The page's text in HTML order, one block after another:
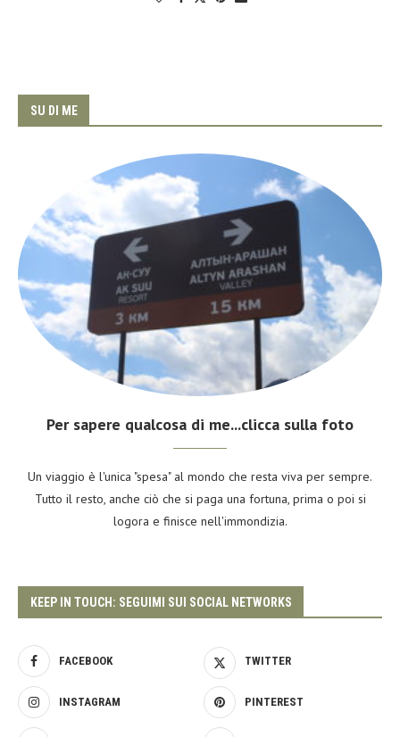
SU DI ME
Per sapere qualcosa di me...clicca sulla foto
Un viaggio è l'unica "spesa" al mondo che resta viva per sempre.
Tutto il resto, anche ciò che si paga una fortuna, prima o poi si
logora e finisce nell'immondizia.
KEEP IN TOUCH: SEGUIMI SUI SOCIAL NETWORKS
FACEBOOK TWITTER
INSTAGRAM PINTEREST